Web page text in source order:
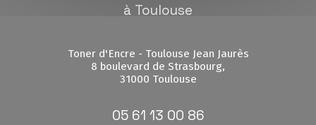
à Toulouse
Toner d'Encre - Toulouse Jean Jaurès
8 boulevard de Strasbourg,
31000 Toulouse
05 61 13 00 86